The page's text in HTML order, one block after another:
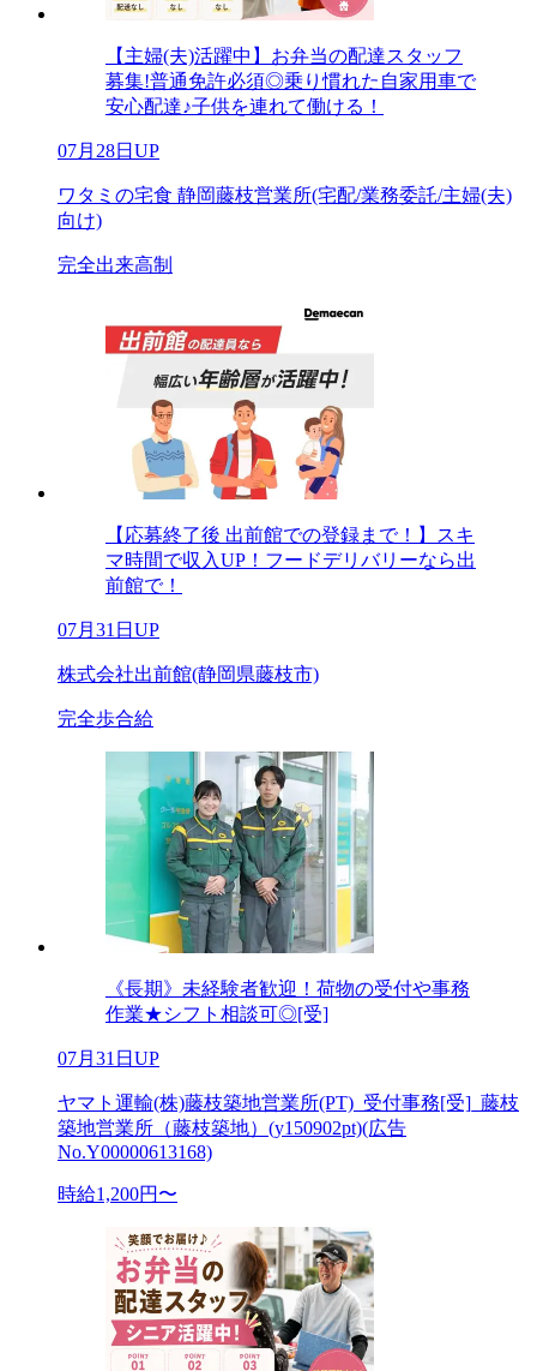
【主婦(夫)活躍中】お弁当の配達スタッフ
募集!普通免許必須◎乗り慣れた自家用車で
安心配達♪子供を連れて働ける！
07月28日UP
ワタミの宅食 静岡藤枝営業所(宅配/業務委託/主婦(夫)
向け)
完全出来高制
【応募終了後 出前館での登録まで！】スキ
マ時間で収入UP！フードデリバリーなら出
前館で！
07月31日UP
株式会社出前館(静岡県藤枝市)
完全歩合給
《長期》未経験者歓迎！荷物の受付や事務
作業★シフト相談可◎[受]
07月31日UP
ヤマト運輸(株)藤枝築地営業所(PT)_受付事務[受]_藤枝
築地営業所（藤枝築地）(y150902pt)(広告
No.Y00000613168)
時給1,200円〜